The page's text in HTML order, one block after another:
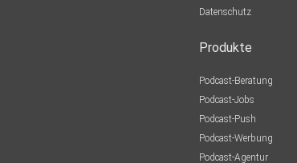
Datenschutz
Produkte
Podcast-Beratung
Podcast-Jobs
Podcast-Push
Podcast-Werbung
Podcast-Agentur